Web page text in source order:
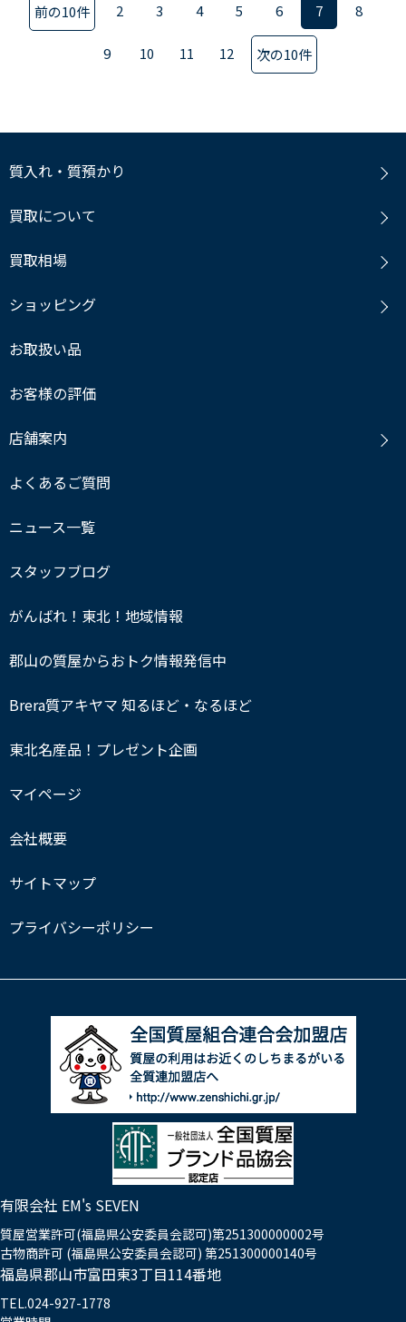
前の10件 2 3 4 5 6 7 8
9 10 11 12 次の10件
質入れ・質預かり
買取について
買取相場
ショッピング
お取扱い品
お客様の評価
店舗案内
よくあるご質問
ニュース一覧
スタッフブログ
がんばれ！東北！地域情報
郡山の質屋からおトク情報発信中
Brera質アキヤマ 知るほど・なるほど
東北名産品！プレゼント企画
マイページ
会社概要
サイトマップ
プライバシーポリシー
有限会社 EM's SEVEN
質屋営業許可(福島県公安委員会認可)第251300000002号
古物商許可 (福島県公安委員会認可) 第251300000140号
福島県郡山市富田東3丁目114番地
TEL.024-927-1778